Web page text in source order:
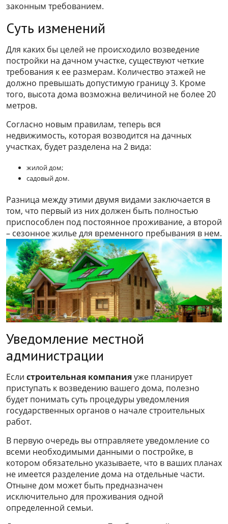
законным требованием.
Суть изменений
Для каких бы целей не происходило возведение
постройки на дачном участке, существуют четкие
требования к ее размерам. Количество этажей не
должно превышать допустимую границу 3. Кроме
того, высота дома возможна величиной не более 20
метров.
Согласно новым правилам, теперь вся
недвижимость, которая возводится на дачных
участках, будет разделена на 2 вида:
жилой дом;
садовый дом.
Разница между этими двумя видами заключается в
том, что первый из них должен быть полностью
приспособлен под постоянное проживание, а второй
– сезонное жилье для временного пребывания в нем.
Уведомление местной
администрации
Если строительная компанияуже планирует
приступать к возведению вашего дома, полезно
будет понимать суть процедуры уведомления
государственных органов о начале строительных
работ.
В первую очередь вы отправляете уведомление со
всеми необходимыми данными о постройке, в
котором обязательно указываете, что в ваших планах
не имеется разделение дома на отдельные части.
Отныне дом может быть предназначен
исключительно для проживания одной
определенной семьи.